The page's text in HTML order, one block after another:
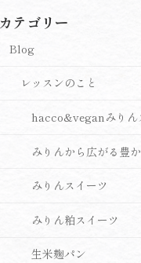
カテゴリー
Blog
レッスンのこと
hacco&veganみりん
みりんから広がる豊
みりんスイーツ
みりん粕スイーツ
生米麹パン